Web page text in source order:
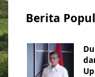
Berita